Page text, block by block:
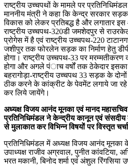
राष्ट्रीय उच्चपथों के मामले पर
माननीय मंत्री ने कहा कि केन्द्र सरकार सड़क,
विकास को लेकर प्रतिबद्ध है और लगातार
राष्ट्रीय उच्चपथ-320डी जमशेदपुर से
प्रोगेस में है एवं राष्ट्रीय उच्चपथ-220
जशीपुर तक फोरलेन सड़क का निर्माण हेतु
होगा। राष्ट्रीय उच्चपथ-33 पर मरम्मतीकरण
होगा और अगले पंाच वर्षों तक ठेकेदार
बहरागोड़ा-राष्ट्रीय उच्चपथ 33 सड़क के
ठीक करने के कांक्रीट के पेवमेंट लगाये जा
कर लिये जायेंगे।
अध्यक्ष विजय आनंद मूनका एवं मानद महासचिव
प्रतिनिधिमंडल ने केन्द्रीय कानून एवं संसदीय
से मुलाकात कर विभिन्न विषयों पर विस्तृत
प्रतिनिधिमंडल में अध्यक्ष विजय आनंद मूनका
उपाध्यक्ष राजीव अग्रवाल, पुनीत कांवटिया,
भरत मकानी, बिनोद शर्मा एवं अंशुल रिंगसिया